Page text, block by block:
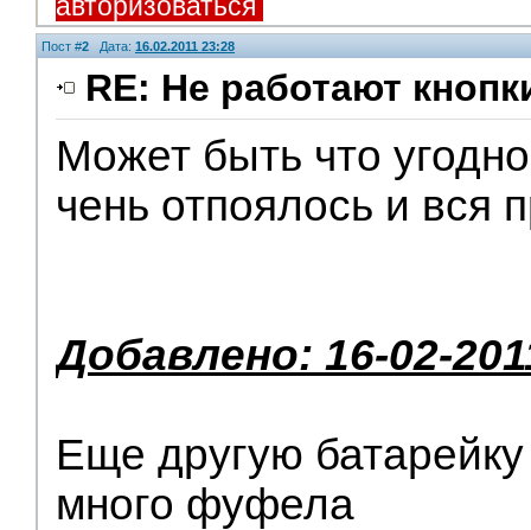
Пост #2 Дата: 16.02.2011 23:28
RE: Не работают
Может быть что
чень отпоялось и вся
Добавлено: 16-02-
Еще другую
много фуфела
Помощники